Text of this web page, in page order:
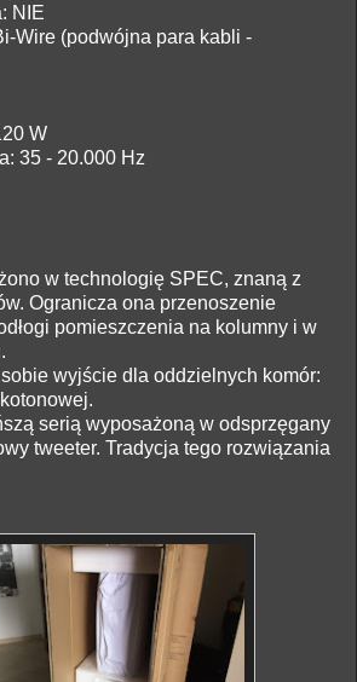
NIE
Wire (podwójna para kabli -
W
35 - 20.000 Hz
w technologię SPEC, znaną z
Ogranicza ona przenoszenie
pomieszczenia na kolumny i w
sobie wyjście dla oddzielnych komór:
serią wyposażoną w odsprzęgany
tweeter. Tradycja tego rozwiązania